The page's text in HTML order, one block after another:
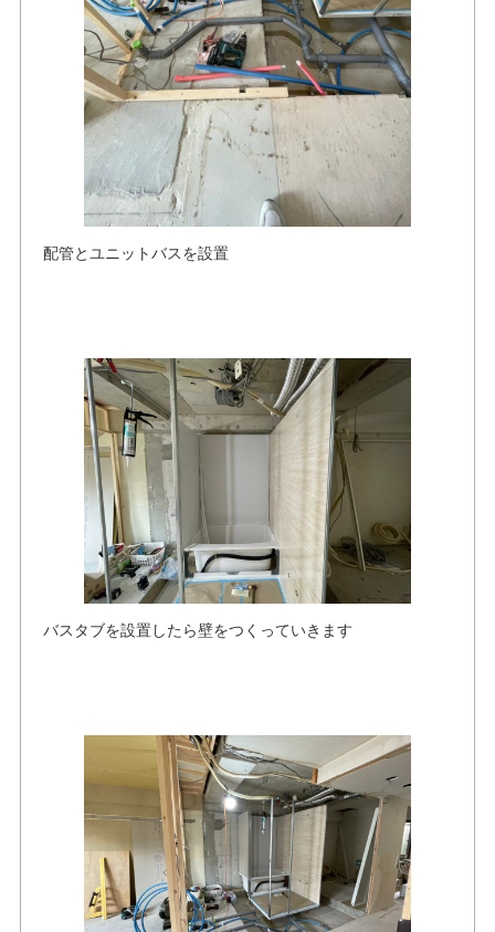
配管とユニットバスを設置
バスタブを設置したら壁をつくっていきます